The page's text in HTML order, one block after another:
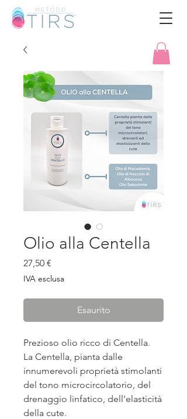
Olio alla Centella
27,50 €
IVA esclusa
Esaurito
Prezioso olio ricco di Centella.
La Centella, pianta dalle
innumerevoli proprietà stimolanti
del tono microcircolatorio, del
drenaggio linfatico, dell'elasticità
della cute.